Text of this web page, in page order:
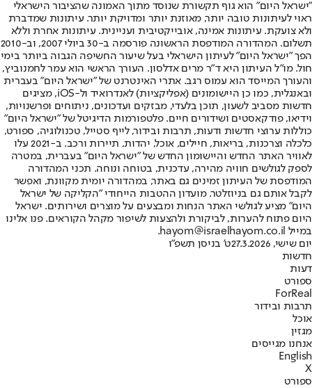
"ישראל היום" הוא גוף תקשורת שנוסד מתוך האמונה שהציבור הישראלי
ראוי לעיתונות טובה יותר, מאוזנת יותר ומדויקת יותר. עיתונות שמדברת
ולא צועקת. עיתונות אמינה, אובייקטיבית ועניינית. עיתונות אחרת וללא
תשלום. המהדורה המודפסת הראשונה פורסמה ב-30 ביולי 2007, וב-2010
הפך "ישראל היום" לעיתון הישראלי בעל שיעור החשיפה הגבוה ביותר בימי
חול. מו"ל העיתון היא ד"ר מרים אדלסון. העורך הראשי הוא עמר לחמנוביץ,
והעורך המייסד הוא עמוס רגב. אתרי האינטרנט של "ישראל היום" בעברית
ובאנגלית, כמו כן היישומונים (אפליקציות) לאנדרואיד ול-iOS, מציגים
חדשות מסביב לשעון, תוכן בלעדי, מבזקים ועדכונים, ניתוחים ופרשנויות,
וידיאו, פודקאסטים ושידורים חיים. פלטפורמות הדיגיטל של "ישראל היום"
כוללות ערוצי חדשות ודעות, תרבות ובידור, לייף סטייל, טכנולוגיה, ספורט,
כלכלה וצרכנות, בריאות, חיילים, אוכל, יהדות, תיירות ורכב. ב-2021 עלו
לאוויר האתר החדש והיישומון החדש של "ישראל היום" בעברית, במטרה
לספק לגולשים חוויה מהירה, עדכנית, בטוחה ונוחה. תכני המהדורה
המודפסת של העיתון זמינים גם באתר, במהדורה יומית מקוונת, ואפשר
לקבל אותם גם בניוזלטר. מועדון ההטבות הייחודי "הקליקה של ישראל
היום" מציע לגולשי האתר הנחות ומבצעים על מוצרים ושירותים. ישראל
היום פתוח להערות, לביקורת ולהצעות לשיפור מקהל הקוראים. פנו אלינו
במייל hayom@israelhayom.co.il.
יום שישי, 27.3.2026
ט' בניסן תשפ"ו
חדשות
דעות
ספורט
ForReal
תרבות ובידור
אוכל
מגזין
אנחנו מגייסים
English
X
ספורט